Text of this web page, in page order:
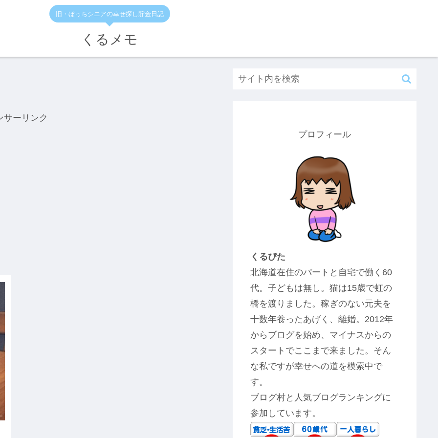
旧・ぼっちシニアの幸せ探し貯金日記
くるメモ
サーリンク
プロフィール
くるぴた
北海道在住のパートと自宅で働く60
代。子どもは無し。猫は15歳で虹の
橋を渡りました。稼ぎのない元夫を
十数年養ったあげく、離婚。2012年
からブログを始め、マイナスからの
スタートでここまで来ました。そん
な私ですが幸せへの道を模索中で
す。
ブログ村と人気ブログランキングに
参加しています。